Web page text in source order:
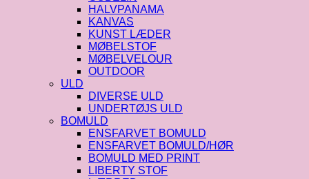
HALVPANAMA
KANVAS
KUNST LÆDER
MØBELSTOF
MØBELVELOUR
OUTDOOR
ULD
DIVERSE ULD
UNDERTØJS ULD
BOMULD
ENSFARVET BOMULD
ENSFARVET BOMULD/HØR
BOMULD MED PRINT
LIBERTY STOF